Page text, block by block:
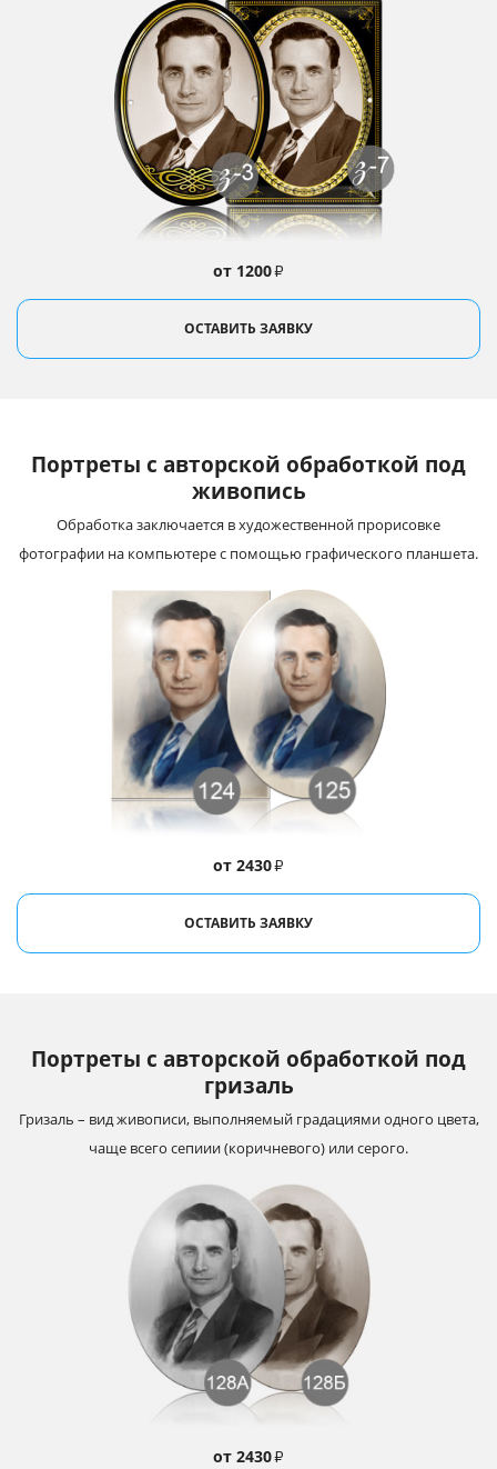
от 1200₽
ОСТАВИТЬ ЗАЯВКУ
Портреты с авторской обработкой под
живопись
от 2430₽
Обработка заключается в художественной прорисовке
фотографии на компьютере с помощью графического планшета.
ОСТАВИТЬ ЗАЯВКУ
Портреты с авторской обработкой под
гризаль
от 2430₽
Гризаль – вид живописи, выполняемый градациями одного цвета,
чаще всего сепиии (коричневого) или серого.